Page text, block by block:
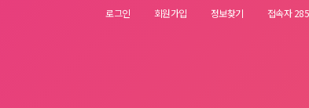
로그인 회원가입 정보찾기 접속자 285